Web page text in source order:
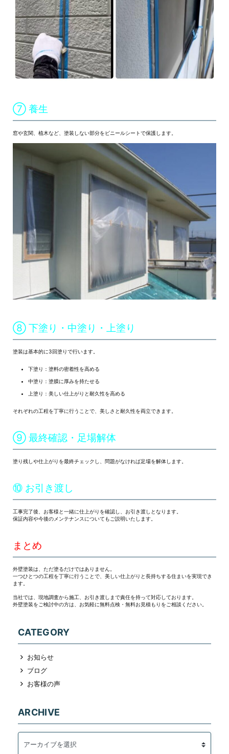
⑦ 養生
窓や玄関、植木など、塗装しない部分をビニールシートで保護します。
⑧ 下塗り・中塗り・上塗り
塗装は基本的に3回塗りで行います。
下塗り：塗料の密着性を高める
中塗り：塗膜に厚みを持たせる
上塗り：美しい仕上がりと耐久性を高める
それぞれの工程を丁寧に行うことで、美しさと耐久性を両立できます。
⑨ 最終確認・足場解体
塗り残しや仕上がりを最終チェックし、問題がなければ足場を解体します。
⑩ お引き渡し
工事完了後、お客様と一緒に仕上がりを確認し、お引き渡しとなります。
保証内容や今後のメンテナンスについてもご説明いたします。
まとめ
外壁塗装は、ただ塗るだけではありません。
一つひとつの工程を丁寧に行うことで、美しい仕上がりと長持ちする住まいを実現でき
ます。
当社では、現地調査から施工、お引き渡しまで責任を持って対応しております。
外壁塗装をご検討中の方は、お気軽に無料点検・無料お見積もりをご相談ください。
CATEGORY
お知らせ
ブログ
お客様の声
ARCHIVE